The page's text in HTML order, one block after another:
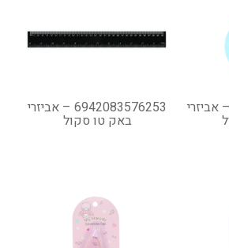
6941856925250 – אביזרי 6942083576253 – אביזרי
באק טו סקול